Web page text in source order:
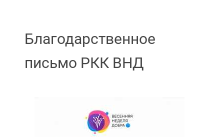
Благодарственное
письмо РКК ВНД